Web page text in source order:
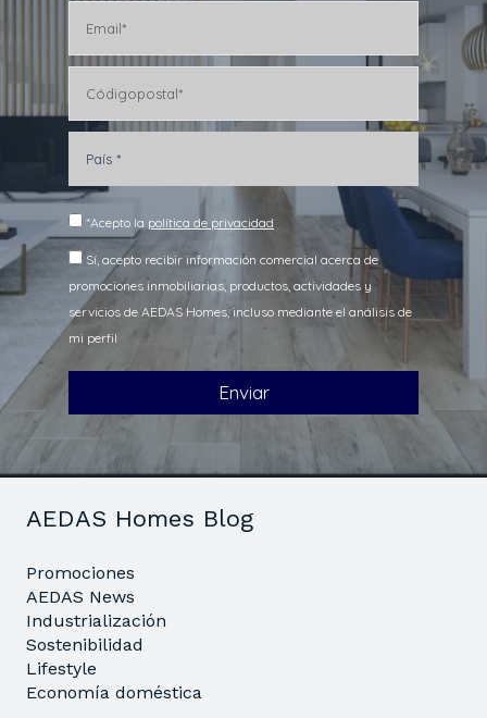
AEDAS Homes Blog
Promociones
AEDAS News
Industrialización
Sostenibilidad
Lifestyle
Economía doméstica